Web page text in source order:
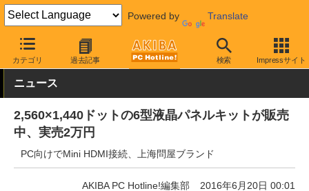
Powered by Translate
カテゴリ 過去記事 検索 Impressサイト
AKIBA PC Hotline! PC周辺機器 液晶ディスプレイ・モニター
ニュース
2,560×1,440ドットの6型液晶パネルキットが販売
中、実売2万円
PC向けでMini HDMI接続、上海問屋ブランド
AKIBA PC Hotline!編集部 2016年6月20日 00:01